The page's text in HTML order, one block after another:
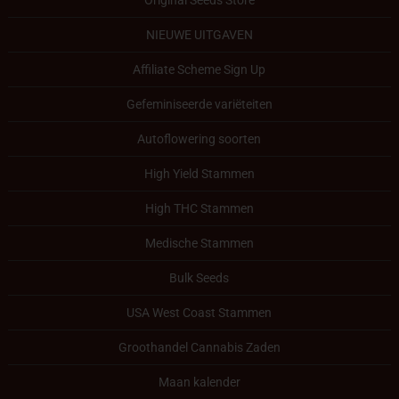
NIEUWE UITGAVEN
Affiliate Scheme Sign Up
Gefeminiseerde variëteiten
Autoflowering soorten
High Yield Stammen
High THC Stammen
Medische Stammen
Bulk Seeds
USA West Coast Stammen
Groothandel Cannabis Zaden
Maan kalender